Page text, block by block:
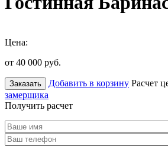
Цена:
от 40 000 руб.
Заказать Добавить в корзину Расчет
замерщика
Получить расчет